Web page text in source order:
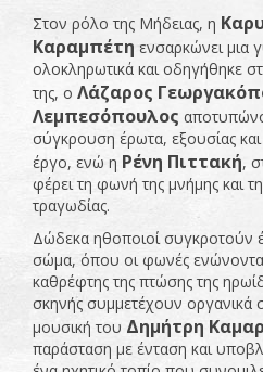
Στον ρόλο της Μήδειας, η
Καραμπέτη ενσαρκώνει μια
ολοκληρωτικά και οδηγήθηκε
της, ο Λάζαρος
Λεμπεσόπουλος
σύγκρουση έρωτα, εξουσίας
έργο, ενώ η Ρένη Πιττακή,
φέρει τη φωνή της μνήμης και
τραγωδίας.
Δώδεκα ηθοποιοί συγκροτούν
σώμα, όπου οι φωνές
καθρέφτης της πτώσης της
σκηνής συμμετέχουν οργανικά
μουσική του Δημήτρη
παράσταση με ένταση και